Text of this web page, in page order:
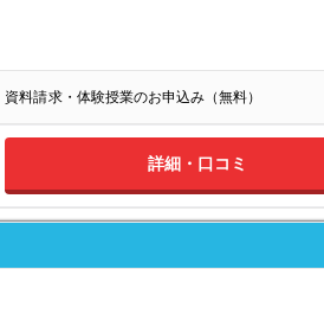
資料請求・体験授業のお申込み（無料）
詳細・口コミ